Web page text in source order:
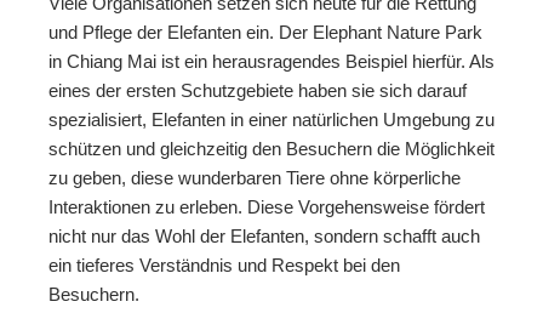
und Pflege der Elefanten ein. Der Elephant Nature Park
in Chiang Mai ist ein herausragendes Beispiel hierfür. Als
eines der ersten Schutzgebiete haben sie sich darauf
spezialisiert, Elefanten in einer natürlichen Umgebung zu
schützen und gleichzeitig den Besuchern die Möglichkeit
zu geben, diese wunderbaren Tiere ohne körperliche
Interaktionen zu erleben. Diese Vorgehensweise fördert
nicht nur das Wohl der Elefanten, sondern schafft auch
ein tieferes Verständnis und Respekt bei den
Besuchern.